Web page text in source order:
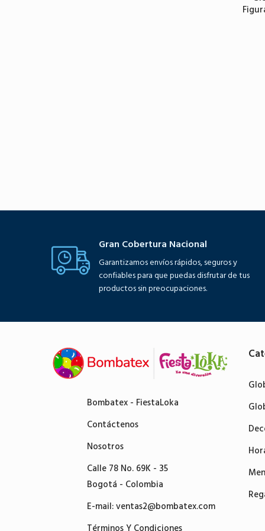
Gran Cobertura Nacional
Garantizamos envíos rápidos, seguros y
confiables para que puedas disfrutar de tus
productos sin preocupaciones.
Bombatex - FiestaLoka
Contáctenos
Nosotros
Calle 78 No. 69K - 35
Bogotá - Colombia
E-mail:ventas2@bombatex.com